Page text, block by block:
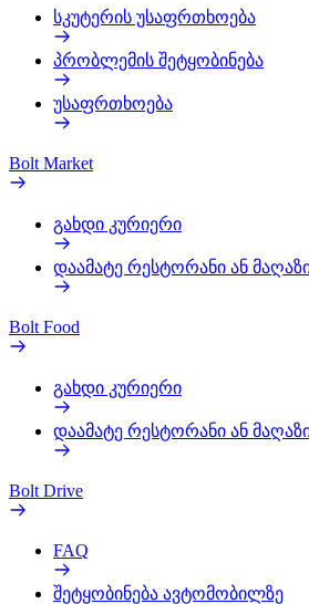
სკუტერის უსაფრთხოება
პრობლემის შეტყობინება
უსაფრთხოება
Bolt Market
გახდი კურიერი
დაამატე რესტორანი ან
Bolt Food
გახდი კურიერი
დაამატე რესტორანი ან
Bolt Drive
FAQ
შეტყობინება ავტომობილზე